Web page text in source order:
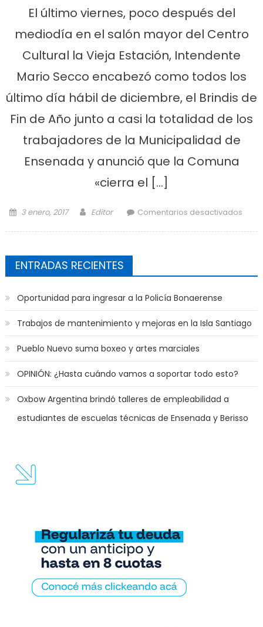
El último viernes, poco después del
mediodía en el salón mayor del Centro
Cultural la Vieja Estación, Intendente
Mario Secco encabezó como todos los
último día hábil de diciembre, el Brindis de
Fin de Año junto a casi la totalidad de los
trabajadores de la Municipalidad de
Ensenada y anunció que la Comuna
«cierra el […]
Posted on
3 enero, 2017 Author
Editor Comentarios desactivados
ENTRADAS RECIENTES
Oportunidad para ingresar a la Policía Bonaerense
Trabajos de mantenimiento y mejoras en la Isla Santiago
Pueblo Nuevo suma boxeo y artes marciales
OPINIÓN: ¿Hasta cuándo vamos a soportar todo esto?
Oxbow Argentina brindó talleres de empleabilidad a
estudiantes de escuelas técnicas de Ensenada y Berisso